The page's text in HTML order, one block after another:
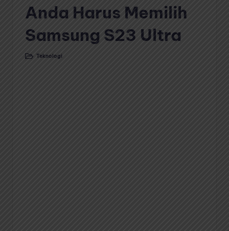
Anda Harus Memilih
Samsung S23 Ultra
PostedTeknologi